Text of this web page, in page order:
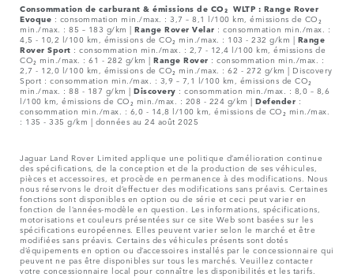
Consommation de carburant & émissions de CO₂ WLTP : Range Rover
Evoque : consommation min./max. : 3,7 – 8,1 l/100 km, émissions de CO₂
min./max. : 85 – 183 g/km | Range Rover Velar : consommation min./max. :
4,5 - 10,2 l/100 km, émissions de CO₂ min./max. : 103 - 232 g/km | Range
Rover Sport : consommation min./max. : 2,7 - 12,4 l/100 km, émissions de
CO₂ min./max. : 61 - 282 g/km | Range Rover : consommation min./max. :
2,7 - 12,0 l/100 km, émissions de CO₂ min./max. : 62 - 272 g/km | Discovery
Sport : consommation min./max. : 3,9 – 7,1 l/100 km, émissions de CO₂
min./max. : 88 - 187 g/km | Discovery : consommation min./max. : 8,0 – 8,6
l/100 km, émissions de CO₂ min./max. : 208 - 224 g/km | Defender :
consommation min./max. : 6,0 - 14,8 l/100 km, émissions de CO₂ min./max.
: 135 - 335 g/km | données au 24 août 2025
Jaguar Land Rover Limited applique une politique d’amélioration continue
des spécifications, de la conception et de la production de ses véhicules,
pièces et accessoires, et procède en permanence à des modifications. Nous
nous réservons le droit d’effectuer des modifications sans préavis. Certaines
fonctions sont disponibles en option ou de série et ceci peut varier en
fonction de l’années-modèle en question. Les informations, spécifications,
motorisations et couleurs présentées sur ce site Web sont basées sur les
spécifications européennes. Elles peuvent varier selon le marché et être
modifiées sans préavis. Certains des véhicules présents sont dotés
d’équipements en option ou d’accessoires installés par le concessionnaire qui
peuvent ne pas être disponibles sur tous les marchés. Veuillez contacter
votre concessionnaire local pour connaître les disponibilités et les tarifs.